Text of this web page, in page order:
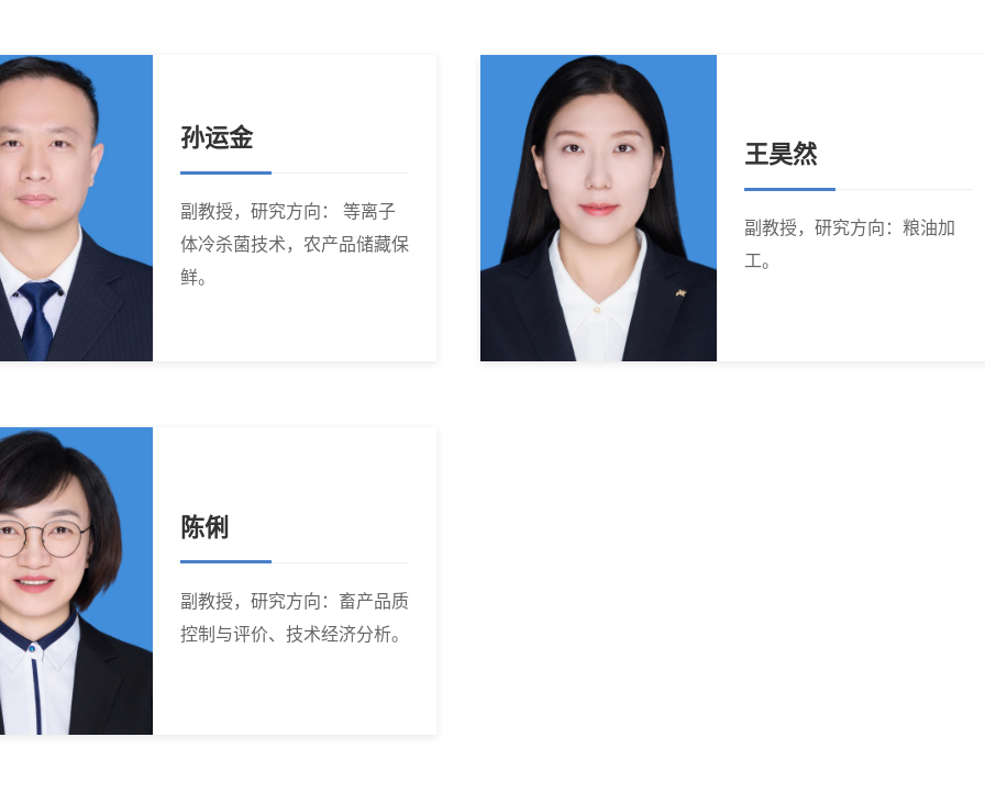
孙运金
副教授，研究方向： 等离子
体冷杀菌技术，农产品储藏保
鲜。
王昊然
副教授，研究方向：粮油加
工。
陈俐
副教授，研究方向：畜产品质
控制与评价、技术经济分析。